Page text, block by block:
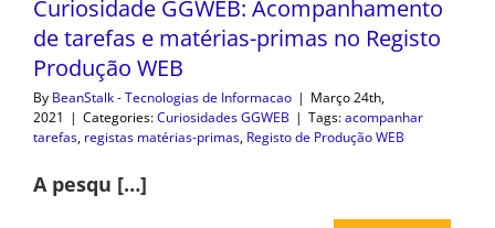
Curiosidade GGWEB: Acompanhamento
de tarefas e matérias-primas no Registo
Produção WEB
By BeanStalk - Tecnologias de Informacao | Março 24th,
2021 | Categories:Curiosidades GGWEB | Tags:acompanhar
tarefas, registas matérias-primas, Registo de Produção WEB
A pesqu […]